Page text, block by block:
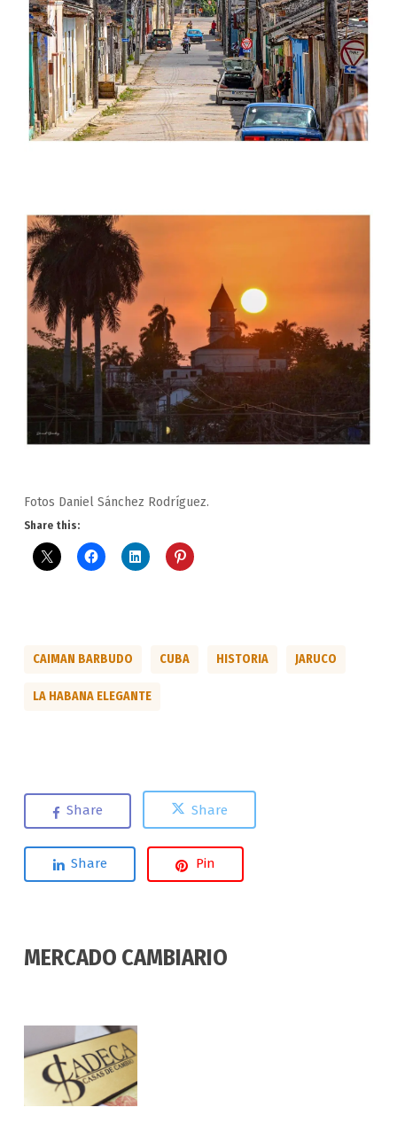
Fotos Daniel Sánchez Rodríguez.
Share this:
CAIMAN BARBUDO CUBA HISTORIA JARUCO
LA HABANA ELEGANTE
Share Share
Share Pin
MERCADO CAMBIARIO